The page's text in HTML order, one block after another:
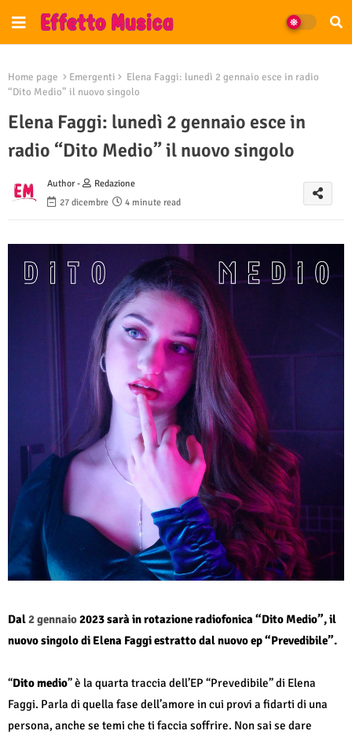
Home page Emergenti
Elena Faggi: lunedì 2 gennaio esce in radio
“Dito Medio” il nuovo singolo
Elena Faggi: lunedì 2 gennaio esce in
radio “Dito Medio” il nuovo singolo
Author -
Redazione
27 dicembre
4 minute read
Dal2 gennaio2023 sarà in rotazione radiofonica “Dito Medio”, il
nuovo singolo di Elena Faggi estratto dal nuovo ep “Prevedibile”.
“Dito medio” è la quarta traccia dell’EP “Prevedibile” di Elena
Faggi. Parla di quella fase dell’amore in cui provi a fidarti di una
persona, anche se temi che ti faccia soffrire. Non sai se dare